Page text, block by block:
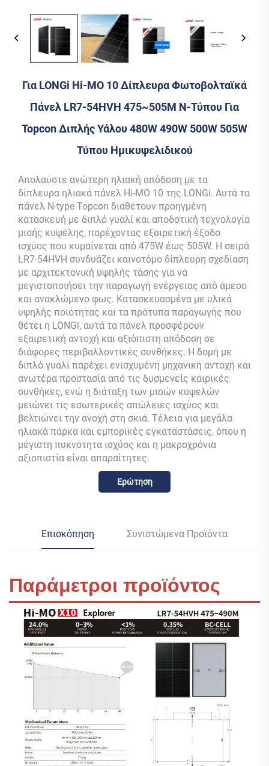
Για LONGi Hi-MO 10 Δίπλευρα Φωτοβολταϊκά
Πάνελ LR7-54HVH 475~505M N-Τύπου Για
Topcon Διπλής Υάλου 480W 490W 500W 505W
Τύπου Ημικυψελιδικού
Απολαύστε ανώτερη ηλιακή απόδοση με τα
δίπλευρα ηλιακά πάνελ Hi-MO 10 της LONGi. Αυτά τα
πάνελ N-type Topcon διαθέτουν προηγμένη
κατασκευή με διπλό γυαλί και αποδοτική τεχνολογία
μισής κυψέλης, παρέχοντας εξαιρετική έξοδο
ισχύος που κυμαίνεται από 475W έως 505W. Η σειρά
LR7-54HVH συνδυάζει καινοτόμο δίπλευρη σχεδίαση
με αρχιτεκτονική υψηλής τάσης για να
μεγιστοποιήσει την παραγωγή ενέργειας από άμεσο
και ανακλώμενο φως. Κατασκευασμένα με υλικά
υψηλής ποιότητας και τα πρότυπα παραγωγής που
θέτει η LONGi, αυτά τα πάνελ προσφέρουν
εξαιρετική αντοχή και αξιόπιστη απόδοση σε
διάφορες περιβαλλοντικές συνθήκες. Η δομή με
διπλό γυαλί παρέχει ενισχυμένη μηχανική αντοχή και
ανωτέρα προστασία από τις δυσμενείς καιρικές
συνθήκες, ενώ η διάταξη των μισών κυψελών
μειώνει τις εσωτερικές απώλειες ισχύος και
βελτιώνει την ανοχή στη σκιά. Τέλεια για μεγάλα
ηλιακά πάρκα και εμπορικές εγκαταστάσεις, όπου η
μέγιστη πυκνότητα ισχύος και η μακροχρόνια
αξιοπιστία είναι απαραίτητες.
Ερώτηση
Επισκόπηση Συνιστώμενα Προϊόντα
Παράμετροι προϊόντος